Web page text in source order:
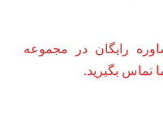
رایگان در مجموعه
تماس بگیرید.